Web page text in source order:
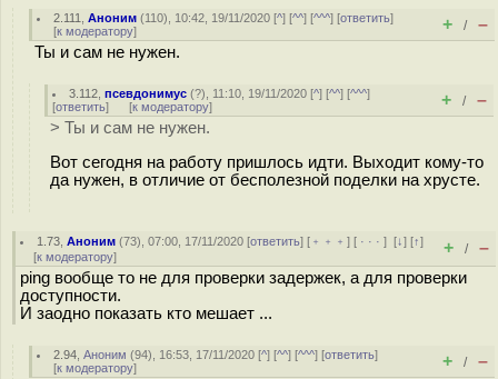
2.111 ,Аноним (110), 10:42, 19/11/2020 [^] [^^] [^^^] [ответить]
[к модератору] + / –
Ты и сам не нужен.
3.112 ,псевдонимус (?), 11:10, 19/11/2020 [^] [^^] [^^^]
[ответить] [к модератору] + / –
> Ты и сам не нужен.
Вот сегодня на работу пришлось идти. Выходит кому-то
да нужен, в отличие от бесполезной поделки на хрусте.
1.73 ,Аноним (73), 07:00, 17/11/2020 [ответить] [ ﹢﹢﹢] [ · · ·][↓] [↑]
[к модератору] + / –
ping вообще то не для проверки задержек, а для проверки
доступности.
И заодно показать кто мешает ...
2.94 ,Аноним (94), 16:53, 17/11/2020 [^] [^^] [^^^] [ответить]
[к модератору] + / –